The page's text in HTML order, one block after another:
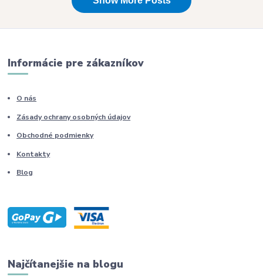
Informácie pre zákazníkov
O nás
Zásady ochrany osobných údajov
Obchodné podmienky
Kontakty
Blog
Najčítanejšie na blogu